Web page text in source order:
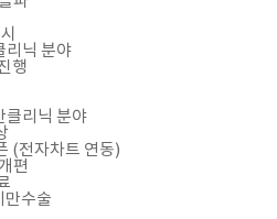
리닉 분야
행
클리닉 분야
(전자차트 연동)
편
만수술